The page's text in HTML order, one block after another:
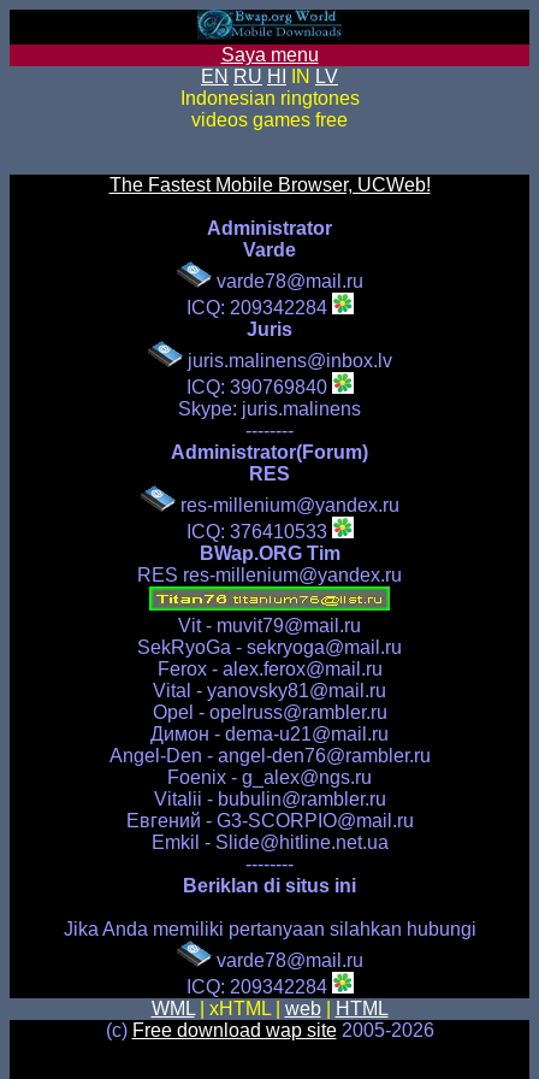
Saya menu
EN RU HI IN LV
Indonesian ringtones
videos games free
The Fastest Mobile Browser, UCWeb!
Administrator
Varde
varde78@mail.ru
ICQ: 209342284
Juris
juris.malinens@inbox.lv
ICQ: 390769840
Skype: juris.malinens
--------
Administrator(Forum)
RES
res-millenium@yandex.ru
ICQ: 376410533
BWap.ORG Tim
RES res-millenium@yandex.ru
Vit - muvit79@mail.ru
SekRyoGa - sekryoga@mail.ru
Ferox - alex.ferox@mail.ru
Vital - yanovsky81@mail.ru
Opel - opelruss@rambler.ru
Димон - dema-u21@mail.ru
Angel-Den - angel-den76@rambler.ru
Foenix - g_alex@ngs.ru
Vitalii - bubulin@rambler.ru
Евгений - G3-SCORPIO@mail.ru
Emkil - Slide@hitline.net.ua
--------
Beriklan di situs ini
Jika Anda memiliki pertanyaan silahkan hubungi
varde78@mail.ru
ICQ: 209342284
WML| xHTML | web|
HTML
(c) Free download wap site2005-2026